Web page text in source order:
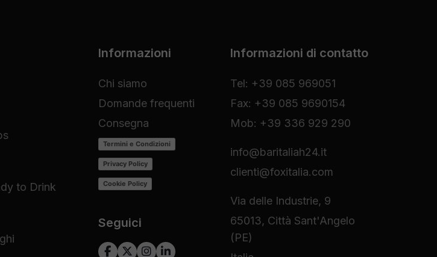
to Drink
Informazioni
Chi siamo
Domande frequenti
Consegna
Termini e Condizioni
Privacy Policy
Cookie Policy
Seguici
Informazioni di contatto
Tel: +39 085 969051
Fax: +39 085 9690154
Mob: +39 336 929 290
info@baritaliah24.it
clienti@foxitalia.com
Via delle Industrie, 9
65013, Città Sant'Angelo
(PE)